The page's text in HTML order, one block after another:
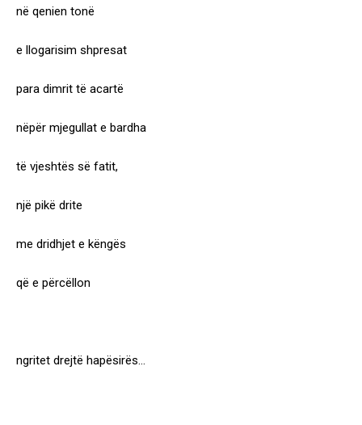
në qenien tonë
e llogarisim shpresat
para dimrit të acartë
nëpër mjegullat e bardha
të vjeshtës së fatit,
një pikë drite
me dridhjet e këngës
që e përcëllon
ngritet drejtë hapësirës…